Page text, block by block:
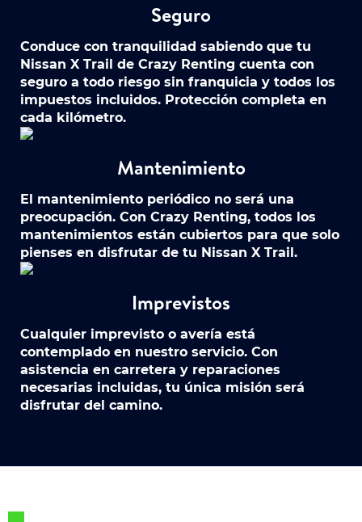
Seguro
Conduce con tranquilidad sabiendo que tu
Nissan X Trail de Crazy Renting cuenta con
seguro a todo riesgo sin franquicia y todos los
impuestos incluidos. Protección completa en
cada kilómetro.
Mantenimiento
El mantenimiento periódico no será una
preocupación. Con Crazy Renting, todos los
mantenimientos están cubiertos para que solo
pienses en disfrutar de tu Nissan X Trail.
Imprevistos
Cualquier imprevisto o avería está
contemplado en nuestro servicio. Con
asistencia en carretera y reparaciones
necesarias incluidas, tu única misión será
disfrutar del camino.